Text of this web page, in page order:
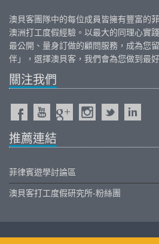
澳貝客團隊中的每位成員皆擁有豐富的
澳洲打工度假經驗。以最大的同理心實
最公開、量身訂做的顧問服務，成為您
伴」，選擇澳貝客，我們會為您做到最
關注我們
推薦連結
菲律賓遊學討論區
澳貝客打工度假研究所-粉絲團